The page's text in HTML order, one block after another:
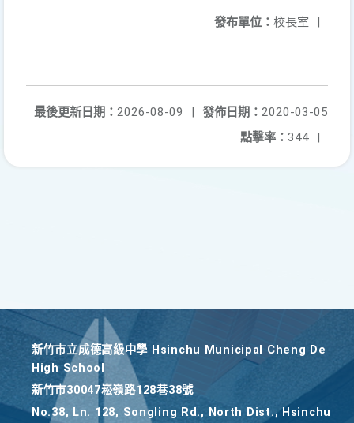
發布單位： 校長室 |
發佈日期： 2020-03-05
最後更新日期： 2026-08-09
|
點擊率： 344 |
新竹巿立成德高級中學 Hsinchu Municipal Cheng De
High School
新竹巿30047崧嶺路128巷38號
No.38, Ln. 128, Songling Rd., North Dist., Hsinchu